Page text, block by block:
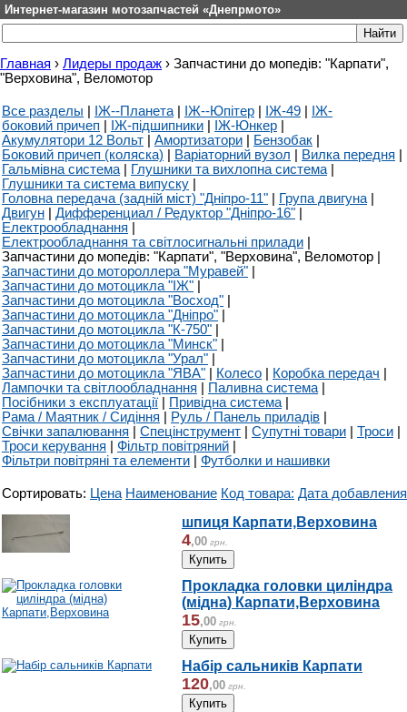
Интернет-магазин мотозапчастей «Днепрмото»
Главная › Лидеры продаж › Запчастини до мопедів: "Карпати",
"Верховина", Веломотор
Все разделы ІЖ--Планета ІЖ--Юпітер ІЖ-49
ІЖ-
боковий причеп
ІЖ-підшипники ІЖ-Юнкер
Акумулятори 12 Вольт
Амортизатори Бензобак
Боковий причеп (коляска)
Варіаторний вузол Вилка передня
Гальмівна система
Глушники та вихлопна система
Глушники та система випуску
Головна передача (задній міст) "Дніпро-11"
Група двигуна
Двигун
Дифференциал / Редуктор "Дніпро-16"
Електрообладнання
Електрообладнання та світлосигнальні прилади
Запчастини до мопедів: "Карпати", "Верховина", Веломотор
Запчастини до мотороллера "Муравей"
Запчастини до мотоцикла "ІЖ"
Запчастини до мотоцикла "Восход"
Запчастини до мотоцикла "Дніпро"
Запчастини до мотоцикла "К-750"
Запчастини до мотоцикла "Минск"
Запчастини до мотоцикла "Урал"
Запчастини до мотоцикла "ЯВА"
Колесо Коробка передач
Лампочки та світлообладнання
Паливна система
Посібники з експлуатації
Привідна система
Рама / Маятник / Сидіння
Руль / Панель приладів
Свічки запалювання
Спецінструмент Супутні товари Троси
Троси керування
Фільтр повітряний
Фільтри повітряні та елементи
Футболки и нашивки
Сортировать: Цена Наименование Код товара: Дата добавления
шпиця Карпати,Верховина
4,00 грн.
Прокладка головки циліндра
(мідна) Карпати,Верховина
15,00 грн.
Набір сальників Карпати
120,00 грн.